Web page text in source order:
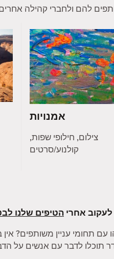
אמנויות
צילום, חילופי שפות,
קולנוע/סרטים
אחרי הטיפים שלנו
תחומי עניין משותפים?